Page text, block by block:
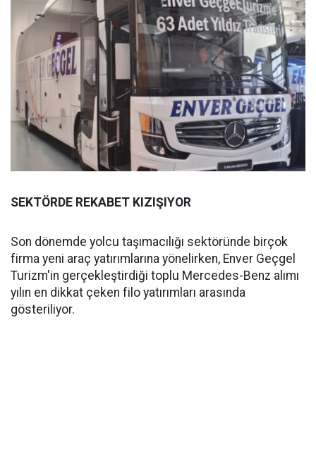
SEKTÖRDE REKABET KIZIŞIYOR
Son dönemde yolcu taşımacılığı sektöründe birçok
firma yeni araç yatırımlarına yönelirken, Enver Geçgel
Turizm'in gerçekleştirdiği toplu Mercedes-Benz alımı
yılın en dikkat çeken filo yatırımları arasında
gösteriliyor.